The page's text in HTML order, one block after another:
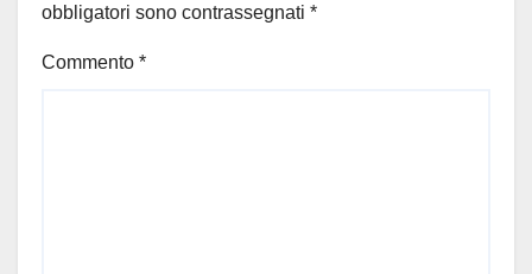
obbligatori sono contrassegnati *
Commento *